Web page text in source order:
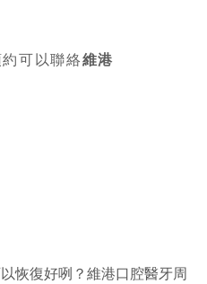
可以聯絡維港
恢復好咧？維港口腔醫牙周